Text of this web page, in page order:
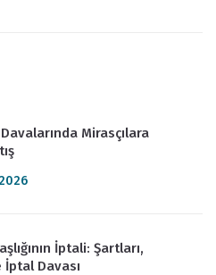
Mirasçılara
İptali: Şartları,
İptal Davası